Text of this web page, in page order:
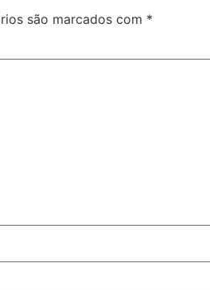
são marcados com *